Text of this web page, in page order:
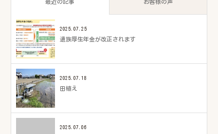
最近の記事 お客様の声
2025.07.25
遺族厚生年金が改正されます
2025.07.18
田植え
2025.07.06